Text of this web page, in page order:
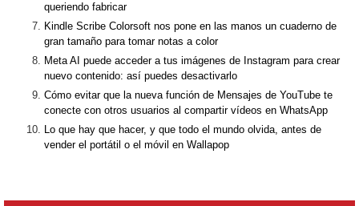
queriendo fabricar
Kindle Scribe Colorsoft nos pone en las manos un cuaderno de
gran tamaño para tomar notas a color
Meta AI puede acceder a tus imágenes de Instagram para crear
nuevo contenido: así puedes desactivarlo
Cómo evitar que la nueva función de Mensajes de YouTube te
conecte con otros usuarios al compartir vídeos en WhatsApp
Lo que hay que hacer, y que todo el mundo olvida, antes de
vender el portátil o el móvil en Wallapop